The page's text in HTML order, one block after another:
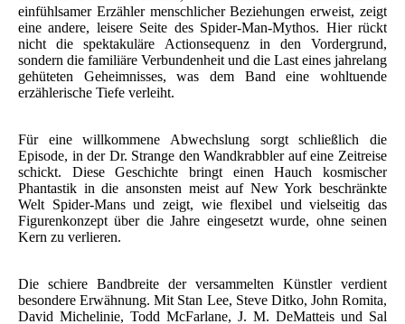
einfühlsamer Erzähler menschlicher Beziehungen erweist, zeigt
eine andere, leisere Seite des Spider-Man-Mythos. Hier rückt
nicht die spektakuläre Actionsequenz in den Vordergrund,
sondern die familiäre Verbundenheit und die Last eines jahrelang
gehüteten Geheimnisses, was dem Band eine wohltuende
erzählerische Tiefe verleiht.
Für eine willkommene Abwechslung sorgt schließlich die
Episode, in der Dr. Strange den Wandkrabbler auf eine Zeitreise
schickt. Diese Geschichte bringt einen Hauch kosmischer
Phantastik in die ansonsten meist auf New York beschränkte
Welt Spider-Mans und zeigt, wie flexibel und vielseitig das
Figurenkonzept über die Jahre eingesetzt wurde, ohne seinen
Kern zu verlieren.
Die schiere Bandbreite der versammelten Künstler verdient
besondere Erwähnung. Mit Stan Lee, Steve Ditko, John Romita,
David Michelinie, Todd McFarlane, J. M. DeMatteis und Sal